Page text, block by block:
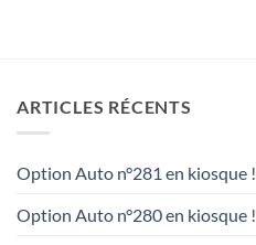
ARTICLES RÉCENTS
Option Auto n°281 en kiosque !
Option Auto n°280 en kiosque !